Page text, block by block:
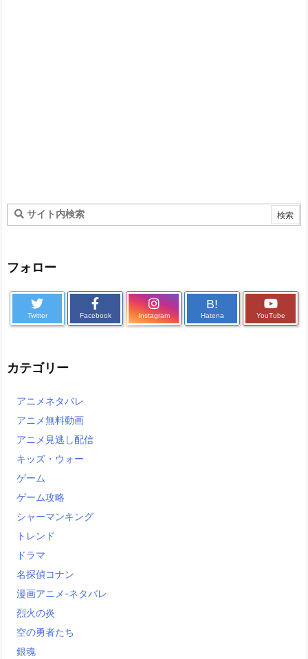
フォロー
Twitter Facebook Instagram
B!
Hatena YouTube
カテゴリー
アニメネタバレ
アニメ無料動画
アニメ見逃し配信
キッズ・ウォー
ゲーム
ゲーム攻略
シャーマンキング
トレンド
ドラマ
名探偵コナン
漫画アニメ-ネタバレ
烈火の炎
空の勇者たち
銀魂